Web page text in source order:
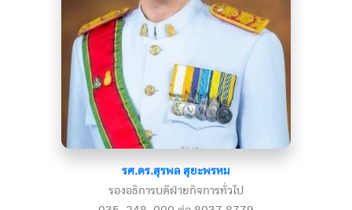
รศ.ดร.สุรพล สุยะพรหม
รองอธิการบดีฝ่ายกิจการทั่วไป